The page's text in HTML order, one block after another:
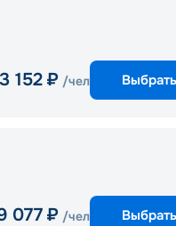
152 ₽ /чел Выбрать
077 ₽ /чел Выбрать